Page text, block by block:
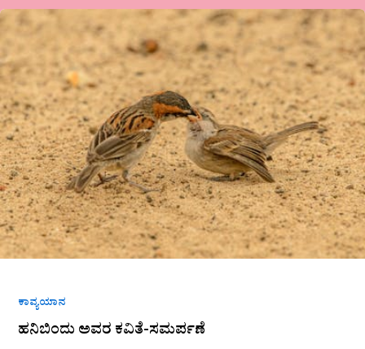
ಕಾವ್ಯಯಾನ
ಹನಿಬಿಂದು ಅವರ ಕವಿತೆ-ಸಮರ್ಪಣೆ
ಹನಿಬಿಂದು
ಅವರ
ಕವಿತೆ-
ಸಮರ್ಪಣೆ